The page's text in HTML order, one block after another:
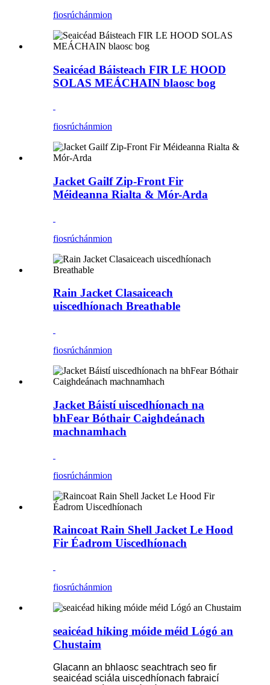
fiosrúchánmion
Seaicéad Báisteach FIR LE HOOD
SOLAS MEÁCHAIN ​​blaosc bog
fiosrúchánmion
Jacket Gailf Zip-Front Fir
Méideanna Rialta & Mór-Arda
fiosrúchánmion
Rain Jacket Clasaiceach
uiscedhíonach Breathable
fiosrúchánmion
Jacket Báistí uiscedhíonach na
bhFear Bóthair Caighdeánach
machnamhach
fiosrúchánmion
Raincoat Rain Shell Jacket Le Hood
Fir Éadrom Uiscedhíonach
fiosrúchánmion
seaicéad hiking móide méid Lógó an
Chustaim
Glacann an bhlaosc seachtrach seo fir
seaicéad sciála uiscedhíonach fabraicí